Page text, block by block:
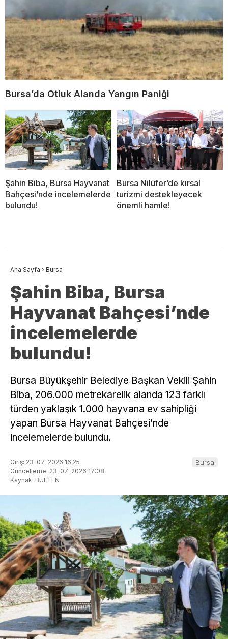
Bursa’da Otluk Alanda Yangın Paniği
Şahin Biba, Bursa Hayvanat
Bahçesi’nde incelemelerde
bulundu!
Bursa Nilüfer’de kırsal
turizmi destekleyecek
önemli hamle!
Ana Sayfa › Bursa
Şahin Biba, Bursa
Hayvanat Bahçesi’nde
incelemelerde
bulundu!
Bursa Büyükşehir Belediye Başkan Vekili Şahin
Biba, 206.000 metrekarelik alanda 123 farklı
türden yaklaşık 1.000 hayvana ev sahipliği
yapan Bursa Hayvanat Bahçesi’nde
incelemelerde bulundu.
Giriş: 23-07-2026 16:25
Güncelleme: 23-07-2026 17:08
Kaynak: BULTEN
Bursa